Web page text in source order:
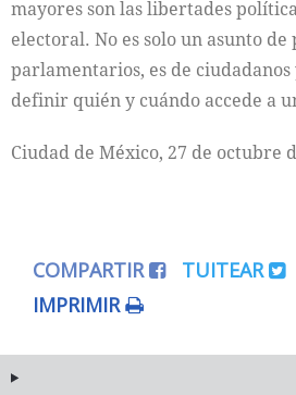
mayores son las libertades
electoral. No es solo un asunto
parlamentarios, es de ciudadanos
definir quién y cuándo accede a
Ciudad de México, 27 de octubre
COMPARTIR TUITEAR
IMPRIMIR